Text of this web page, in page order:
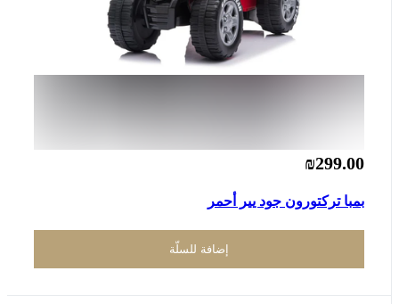
₪299.00
بمبا تركتورون جود يير أحمر
إضافة للسلّة